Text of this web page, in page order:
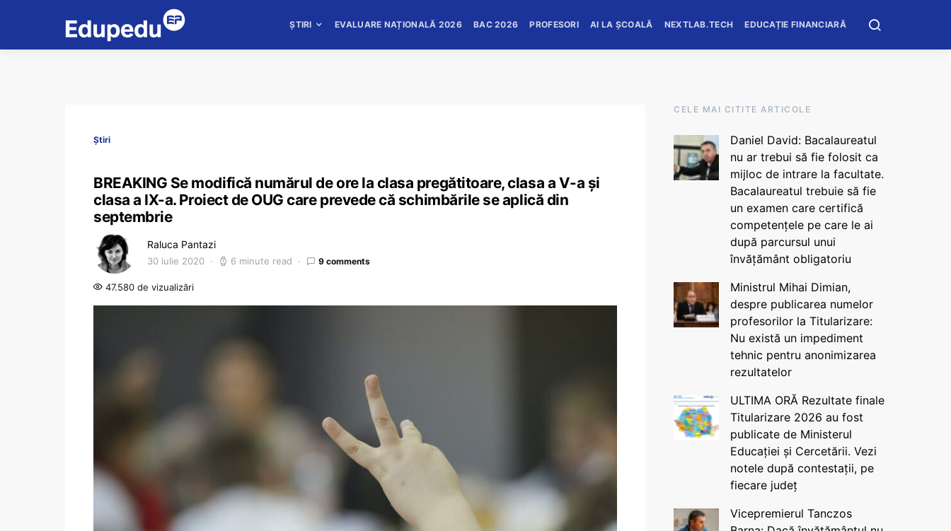
ȘTIRI EVALUARE NAȚIONALĂ 2026 BAC 2026 PROFESORI AI LA ȘCOALĂ NEXTLAB.TECH EDUCAȚIE FINANCIARĂ
Știri
BREAKING Se modifică numărul de ore la clasa pregătitoare, clasa a V-a și
clasa a IX-a. Proiect de OUG care prevede că schimbările se aplică din
septembrie
Raluca Pantazi
30 iulie 2020 6 minute read 9 comments
47.580 de vizualizări
CELE MAI CITITE ARTICOLE
Daniel David: Bacalaureatul
nu ar trebui să fie folosit ca
mijloc de intrare la facultate.
Bacalaureatul trebuie să fie
un examen care certifică
competențele pe care le ai
după parcursul unui
învățământ obligatoriu
Ministrul Mihai Dimian,
despre publicarea numelor
profesorilor la Titularizare:
Nu există un impediment
tehnic pentru anonimizarea
rezultatelor
ULTIMA ORĂ Rezultate finale
Titularizare 2026 au fost
publicate de Ministerul
Educației și Cercetării. Vezi
notele după contestații, pe
fiecare județ
Vicepremierul Tanczos